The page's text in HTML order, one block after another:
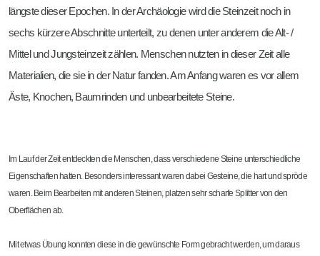
längste dieser Epochen. In der Archäologie wird die Steinzeit noch in
sechs kürzere Abschnitte unterteilt, zu denen unter anderem die Alt- /
Mittel und Jungsteinzeit zählen. Menschen nutzten in dieser Zeit alle
Materialien, die sie in der Natur fanden. Am Anfang waren es vor allem
Äste, Knochen, Baumrinden und unbearbeitete Steine.
Im Lauf der Zeit entdeckten die Menschen, dass verschiedene Steine unterschiedliche
Eigenschaften hatten. Besonders interessant waren dabei Gesteine, die hart und spröde
waren. Beim Bearbeiten mit anderen Steinen, platzen sehr scharfe Splitter von den
Oberflächen ab.
Mit etwas Übung konnten diese in die gewünschte Form gebracht werden, um daraus